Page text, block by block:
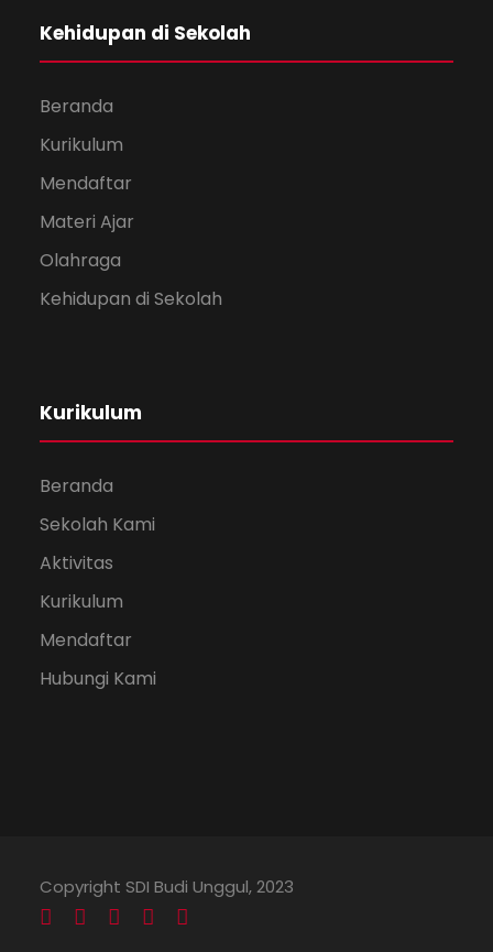
Kehidupan di Sekolah
Beranda
Kurikulum
Mendaftar
Materi Ajar
Olahraga
Kehidupan di Sekolah
Kurikulum
Beranda
Sekolah Kami
Aktivitas
Kurikulum
Mendaftar
Hubungi Kami
Copyright SDI Budi Unggul, 2023